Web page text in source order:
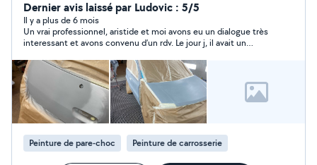
demandes par mois. Je travaille sur des véhicules
particuliers, utilitaires et poids lourds (Mercedes) Je suis
avant tout méticuleux, exigeant et passionné dans mon
métier. N'hésitez pas à me contacter pour plus
d'informations. Cordialement Aristide
Dernier avis laissé par Ludovic : 5/5
Il y a plus de 6 mois
Un vrai professionnel, aristide et moi avons eu un dialogue très
interessant et avons convenu d’un rdv. Le jour j, il avait un
Démontage et remontage du pare-chocs impeccable et il m’a
même donné un coup de main pour installer l’attelage.
Impeccable
Peinture de pare-choc Peinture de carrosserie